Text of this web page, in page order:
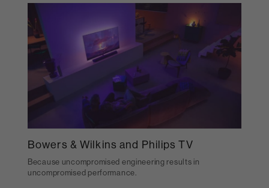
Bowers & Wilkins and Philips TV
Because uncompromised engineering results in
uncompromised performance.